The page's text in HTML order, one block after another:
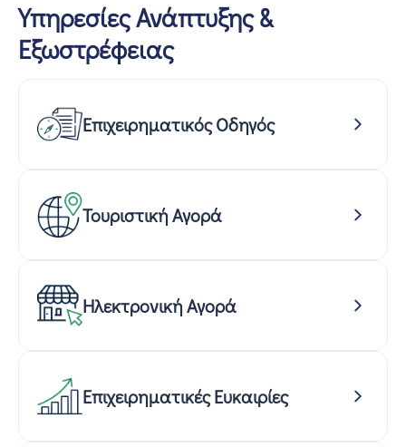
Υπηρεσίες Ανάπτυξης &
Εξωστρέφειας
Επιχειρηματικός Οδηγός
Τουριστική Αγορά
Ηλεκτρονική Αγορά
Επιχειρηματικές Ευκαιρίες